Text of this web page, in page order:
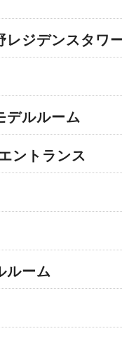
レジデンスタワ
デルルーム
ントランス
ーム